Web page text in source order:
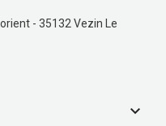
- 35132 Vezin Le
